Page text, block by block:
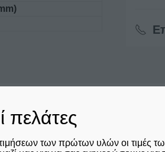
πελάτες
των πρώτων υλών οι τιμές